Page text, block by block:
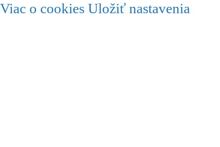
Viac o cookies Uložiť nastavenia